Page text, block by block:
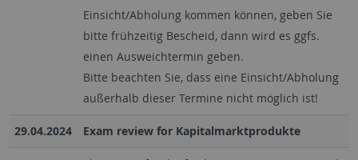
Einsicht/Abholung kommen können, geben Sie
bitte frühzeitig Bescheid, dann wird es ggfs.
einen Ausweichtermin geben.
Bitte beachten Sie, dass eine Einsicht/Abholung
außerhalb dieser Termine nicht möglich ist!
29.04.2024 Exam review for Kapitalmarktprodukte